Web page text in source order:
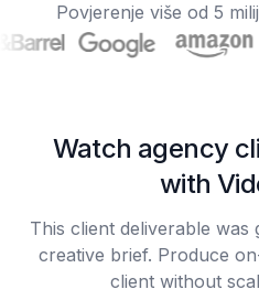
Povjerenje više od 5
Watch agency
with
This client deliverable
creative brief. Produce
client without